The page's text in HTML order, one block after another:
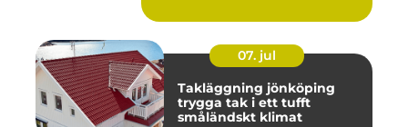
07. jul
Takläggning jönköping
trygga tak i ett tufft
småländskt klimat